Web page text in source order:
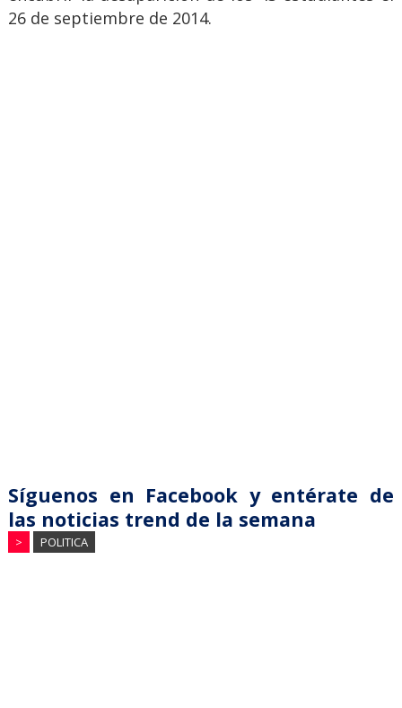
26 de septiembre de 2014.
Síguenos en Facebook y entérate de
las noticias trend de la semana
> POLITICA